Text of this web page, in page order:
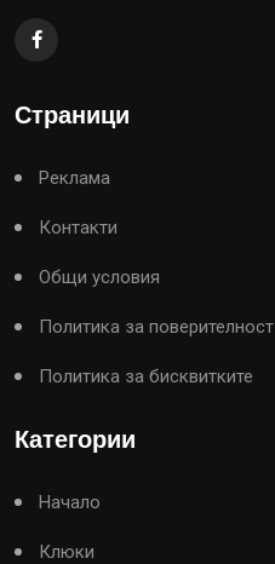
Страници
Реклама
Контакти
Общи условия
Политика за поверителност
Политика за бисквитките
Категории
Начало
Клюки